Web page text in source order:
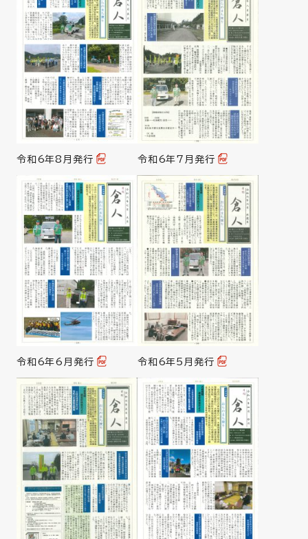
令和6年8月発行 令和6年7月発行
令和6年6月発行 令和6年5月発行